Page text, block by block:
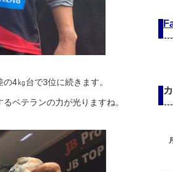
の4㎏台で3位に続きます。
ベテランの力が光りますね。